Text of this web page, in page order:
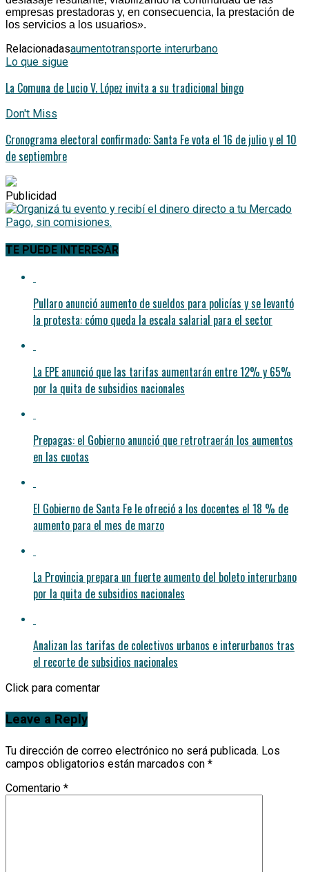
empresas prestadoras y, en consecuencia, la prestación de
los servicios a los usuarios».
Relacionadasaumentotransporte interurbano
Lo que sigue
La Comuna de Lucio V. López invita a su tradicional bingo
Don't Miss
Cronograma electoral confirmado: Santa Fe vota el 16 de julio y el 10
de septiembre
Publicidad
TE PUEDE INTERESAR
Pullaro anunció aumento de sueldos para policías y se levantó
la protesta: cómo queda la escala salarial para el sector
La EPE anunció que las tarifas aumentarán entre 12% y 65%
por la quita de subsidios nacionales
Prepagas: el Gobierno anunció que retrotraerán los aumentos
en las cuotas
El Gobierno de Santa Fe le ofreció a los docentes el 18 % de
aumento para el mes de marzo
La Provincia prepara un fuerte aumento del boleto interurbano
por la quita de subsidios nacionales
Analizan las tarifas de colectivos urbanos e interurbanos tras
el recorte de subsidios nacionales
Click para comentar
Leave a Reply
Tu dirección de correo electrónico no será publicada. Los
campos obligatorios están marcados con *
Comentario *